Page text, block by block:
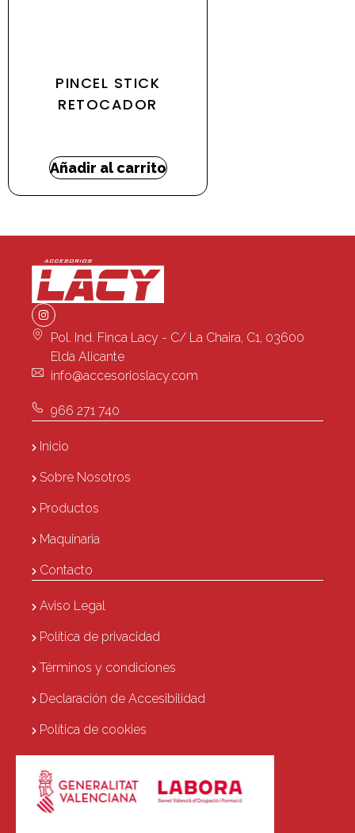
PINCEL STICK
RETOCADOR
Añadir al carrito
Pol. Ind. Finca Lacy - C/ La Chaira, C1, 03600
Elda Alicante
info@accesorioslacy.com
966 271 740
Inicio
Sobre Nosotros
Productos
Maquinaria
Contacto
Aviso Legal
Política de privacidad
Términos y condiciones
Declaración de Accesibilidad
Política de cookies